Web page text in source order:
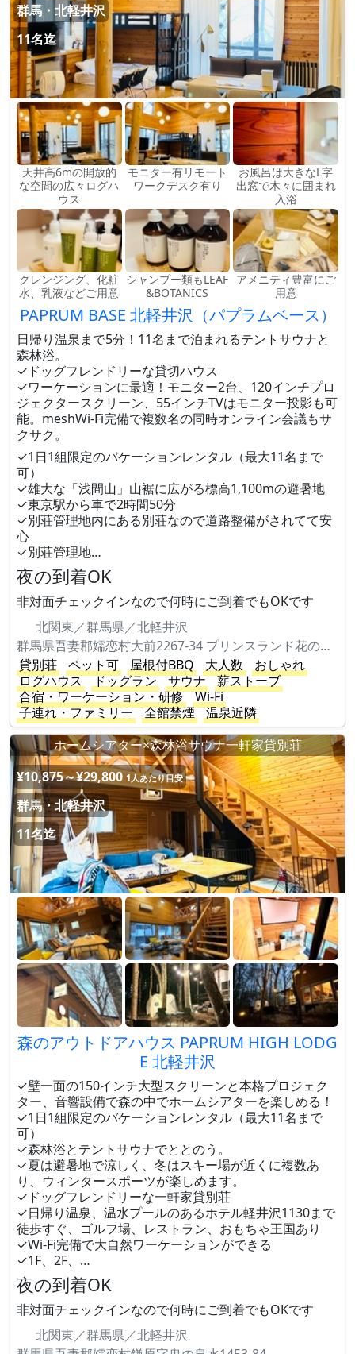
群馬・北軽井沢
11名迄
天井高6mの開放的
な空間の広々ログハ
ウス
モニター有リモート
ワークデスク有り
お風呂は大きなL字
出窓で木々に囲まれ
入浴
クレンジング、化粧
水、乳液などご用意
シャンプー類もLEAF
&BOTANICS
アメニティ豊富にご
用意
PAPRUM BASE 北軽井沢（パプラムベース）
日帰り温泉まで5分！11名まで泊まれるテントサウナと
森林浴。
✓ドッグフレンドリーな貸切ハウス
✓ワーケーションに最適！モニター2台、120インチプロ
ジェクタースクリーン、55インチTVはモニター投影も可
能。meshWi-Fi完備で複数名の同時オンライン会議もサ
クサク。
✓1日1組限定のバケーションレンタル（最大11名まで
可）
✓雄大な「浅間山」山裾に広がる標高1,100mの避暑地
✓東京駅から車で2時間50分
✓別荘管理地内にある別荘なので道路整備がされてて安
心
✓別荘管理地…
夜の到着OK
非対面チェックインなので何時にご到着でもOKです
北関東／群馬県／北軽井沢
群馬県吾妻郡嬬恋村大前2267-34 プリンスランド花の街931
貸別荘
ペット可 屋根付BBQ 大人数
おしゃれ
ログハウス
ドッグラン サウナ
薪ストーブ
合宿・ワーケーション・研修
Wi-Fi
子連れ・ファミリー
全館禁煙
温泉近隣
ホームシアター×森林浴サウナ一軒家貸別荘
¥10,875～¥29,800 1人あたり目安
群馬・北軽井沢
11名迄
森のアウトドアハウス PAPRUM HIGH LODG
E 北軽井沢
✓壁一面の150インチ大型スクリーンと本格プロジェク
ター、音響設備で森の中でホームシアターを楽しめる！
✓1日1組限定のバケーションレンタル（最大11名まで
可）
✓森林浴とテントサウナでととのう。
✓夏は避暑地で涼しく、冬はスキー場が近くに複数あ
り、ウィンタースポーツが楽しめます。
✓ドッグフレンドリーな一軒家貸別荘
✓日帰り温泉、温水プールのあるホテル軽井沢1130まで
徒歩すぐ、ゴルフ場、レストラン、おもちゃ王国あり
✓Wi-Fi完備で大自然ワーケーションができる
✓1F、2F、…
夜の到着OK
非対面チェックインなので何時にご到着でもOKです
北関東／群馬県／北軽井沢